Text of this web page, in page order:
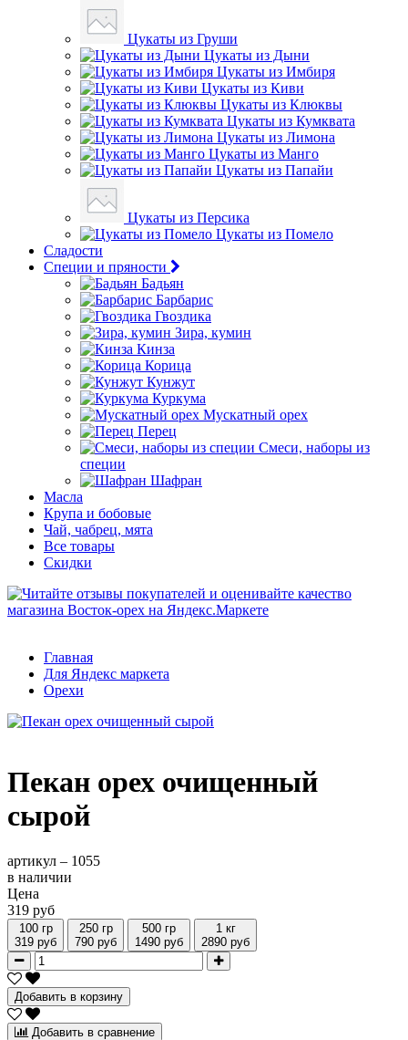
Цукаты из Груши
Цукаты из Дыни
Цукаты из Имбиря
Цукаты из Киви
Цукаты из Клюквы
Цукаты из Кумквата
Цукаты из Лимона
Цукаты из Манго
Цукаты из Папайи
Цукаты из Персика
Цукаты из Помело
Сладости
Специи и пряности
Бадьян
Барбарис
Гвоздика
Зира, кумин
Кинза
Корица
Кунжут
Куркума
Мускатный орех
Перец
Смеси, наборы из
специи
Шафран
Масла
Крупа и бобовые
Чай, чабрец, мята
Все товары
Скидки
Главная
Для Яндекс маркета
Орехи
Пекан орех очищенный
сырой
артикул – 1055
в наличии
Цена
319 руб
100 гр
319 руб
250 гр
790 руб
500 гр
1490 руб
1 кг
2890 руб
Добавить в корзину
Добавить в сравнение